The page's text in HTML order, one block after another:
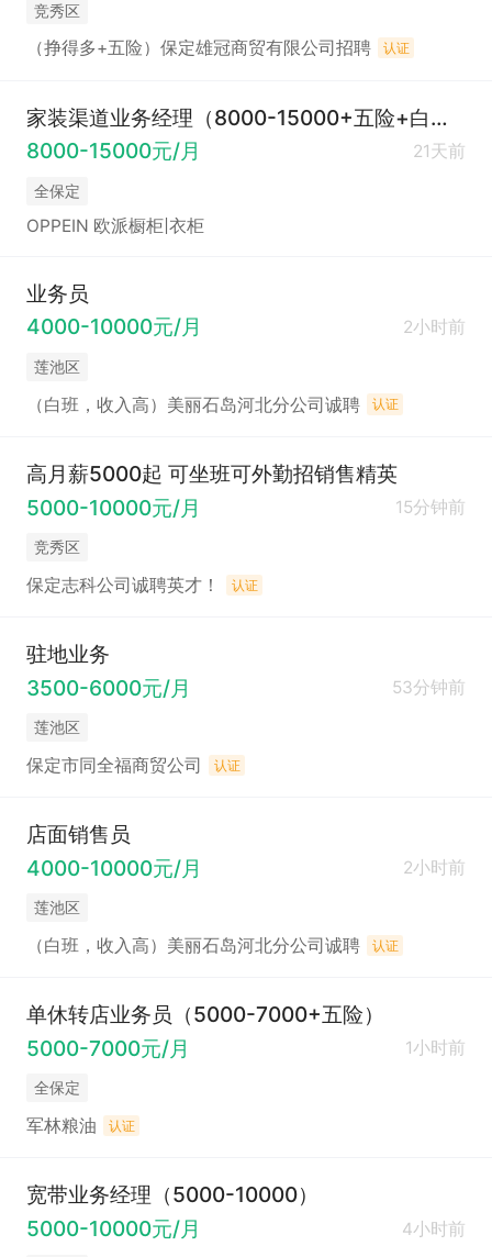
竞秀区
（挣得多+五险）保定雄冠商贸有限公司招聘 认证
家装渠道业务经理（8000-15000+五险+白班）
8000-15000元/月
21天前
全保定
OPPEIN 欧派橱柜|衣柜
业务员
4000-10000元/月
2小时前
莲池区
（白班，收入高）美丽石岛河北分公司诚聘 认证
高月薪5000起 可坐班可外勤招销售精英
5000-10000元/月
15分钟前
竞秀区
保定志科公司诚聘英才！ 认证
驻地业务
3500-6000元/月
53分钟前
莲池区
保定市同全福商贸公司 认证
店面销售员
4000-10000元/月
2小时前
莲池区
（白班，收入高）美丽石岛河北分公司诚聘 认证
单休转店业务员（5000-7000+五险）
5000-7000元/月
1小时前
全保定
军林粮油 认证
宽带业务经理（5000-10000）
5000-10000元/月
4小时前